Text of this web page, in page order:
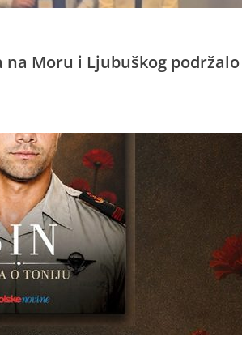
Moru i Ljubuškog